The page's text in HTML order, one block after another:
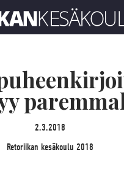
2.3.2018
Retoriikan kesäkoulu 2018